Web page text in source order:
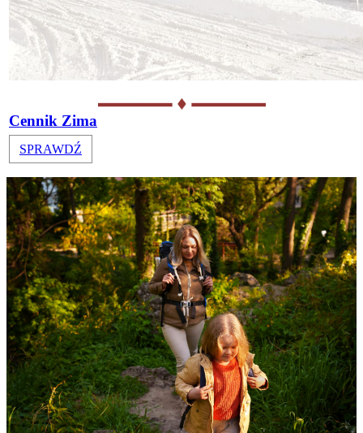
Cennik Zima
SPRAWDŹ